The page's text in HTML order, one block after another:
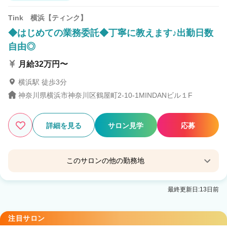
Tink 横浜【ティンク】
◆はじめての業務委託◆丁寧に教えます♪出勤日数
自由◎
月給32万円〜
横浜駅 徒歩3分
神奈川県横浜市神奈川区鶴屋町2-10-1MINDANビル１F
詳細を見る サロン見学 応募
このサロンの他の勤務地
Tink 大船【ティンク】
Raffune Yokohama【ラフューネ ヨコハマ】
最終更新日:13日前
注目サロン